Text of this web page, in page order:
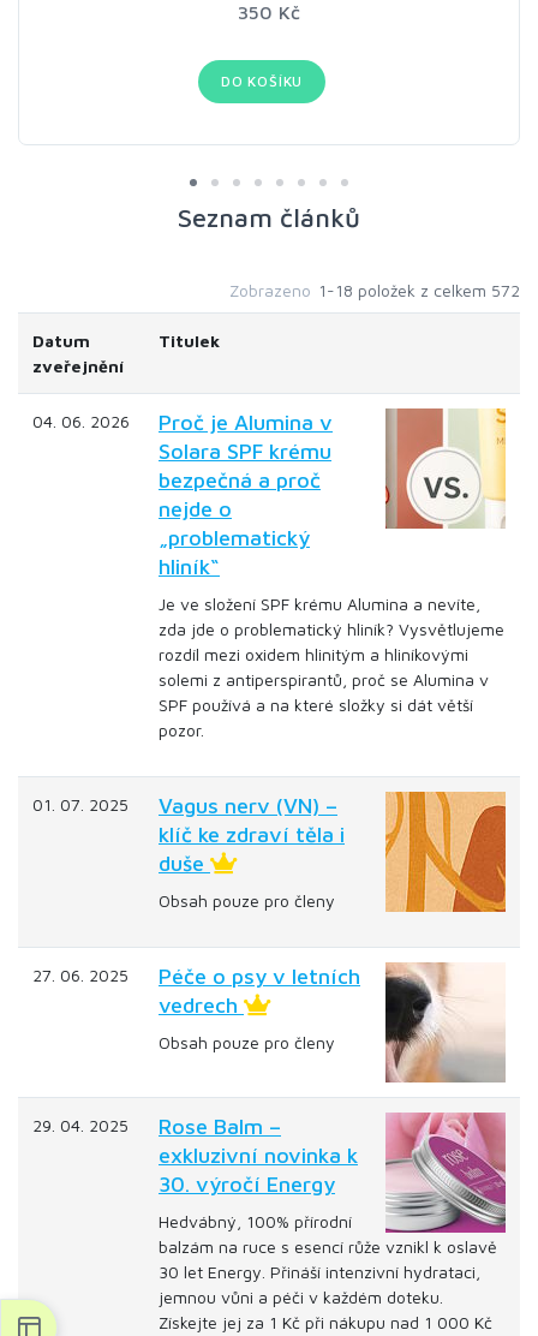
350 Kč
DO KOŠÍKU
Seznam článků
Zobrazeno 1-18 položek z celkem 572
Datum
zveřejnění
Titulek
04. 06. 2026
Proč je Alumina v
Solara SPF krému
bezpečná a proč
nejde o
„problematický
hliník“
Je ve složení SPF krému Alumina a nevíte,
zda jde o problematický hliník? Vysvětlujeme
rozdíl mezi oxidem hlinitým a hliníkovými
solemi z antiperspirantů, proč se Alumina v
SPF používá a na které složky si dát větší
pozor.
01. 07. 2025
Vagus nerv (VN) –
klíč ke zdraví těla i
duše
Obsah pouze pro členy
27. 06. 2025
Péče o psy v letních
vedrech
Obsah pouze pro členy
29. 04. 2025
Rose Balm –
exkluzivní novinka k
30. výročí Energy
Hedvábný, 100% přírodní
balzám na ruce s esencí růže vznikl k oslavě
30 let Energy. Přináší intenzivní hydrataci,
jemnou vůni a péči v každém doteku.
Získejte jej za 1 Kč při nákupu nad 1 000 Kč